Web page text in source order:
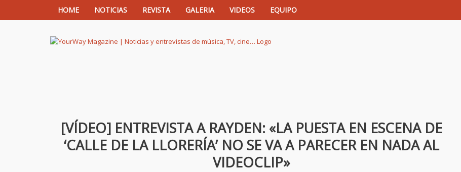
HOME NOTICIAS REVISTA GALERIA VIDEOS EQUIPO
[VÍDEO] ENTREVISTA A RAYDEN: «LA PUESTA EN ESCENA DE
‘CALLE DE LA LLORERÍA’ NO SE VA A PARECER EN NADA AL
VIDEOCLIP»